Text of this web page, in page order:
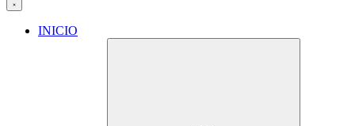
INICIO